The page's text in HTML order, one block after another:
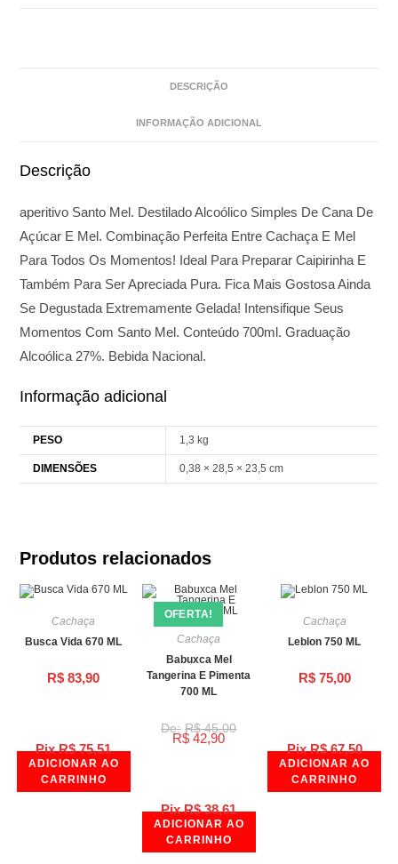
DESCRIÇÃO
INFORMAÇÃO ADICIONAL
Descrição
aperitivo Santo Mel. Destilado Alcoólico Simples De Cana De
Açúcar E Mel. Combinação Perfeita Entre Cachaça E Mel
Para Todos Os Momentos! Ideal Para Preparar Caipirinha E
Também Para Ser Apreciada Pura. Fica Mais Gostosa Ainda
Se Degustada Extremamente Gelada! Intensifique Seus
Momentos Com Santo Mel. Conteúdo 700ml. Graduação
Alcoólica 27%. Bebida Nacional.
Informação adicional
PESO 1,3 kg
DIMENSÕES 0,38 × 28,5 × 23,5 cm
Produtos relacionados
Pix R$75,51
Cachaça
Busca Vida 670 ML
R$ 83,90
ADICIONAR AO
CARRINHO
Pix R$38,61
OFERTA!
Cachaça
Babuxca Mel
Tangerina E Pimenta
700 ML
R$45,00
R$ 42,90
ADICIONAR AO
CARRINHO
Pix R$67,50
Cachaça
Leblon 750 ML
R$75,00
ADICIONAR AO
CARRINHO